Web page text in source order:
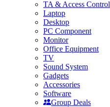
TA & Access Control
Laptop
Desktop
PC Component
Monitor
Office Equipment
TV
Sound System
Gadgets
Accessories
Software
Group Deals